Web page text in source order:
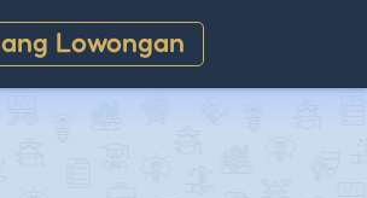
Lowongan